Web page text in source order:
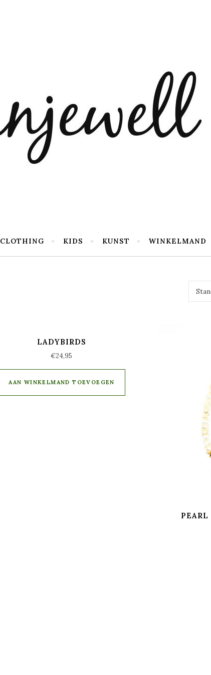
CLOTHING KIDS KUNST WINKELMAND
LADYBIRDS
€24,95
AAN WINKELMAND TOEVOEGEN